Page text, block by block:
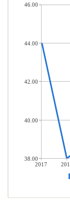
2017
46.00
44.00
42.00
40.00
38.00